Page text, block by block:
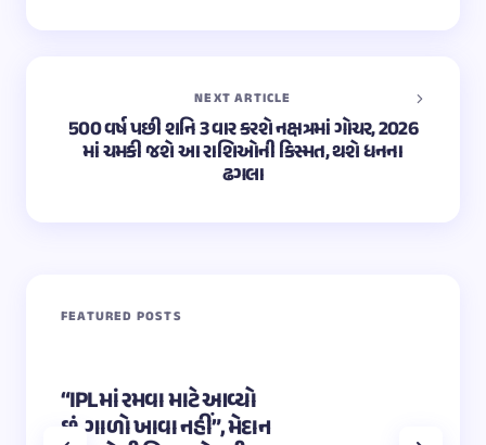
NEXT ARTICLE
500 વર્ષ પછી શનિ 3 વાર કરશે નક્ષત્રમાં ગોચર, 2026
માં ચમકી જશે આ રાશિઓની કિસ્મત, થશે ધનના
ઢગલા
FEATURED POSTS
“IPLમાં રમવા માટે આવ્યો
છું, ગાળો ખાવા નહીં”, મેદાન